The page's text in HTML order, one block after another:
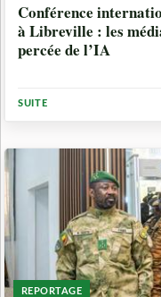
Conférence
à Libreville : les
percée de l’IA
SUITE
REPORTAGE